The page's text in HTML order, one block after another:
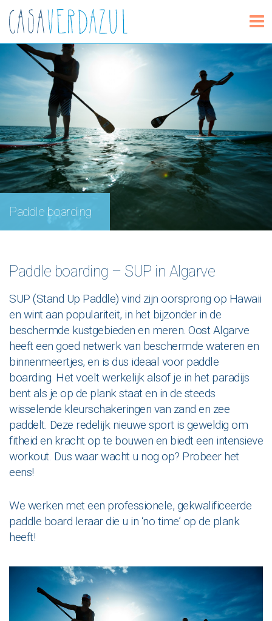
Paddle boarding
Paddle boarding – SUP in Algarve
SUP (Stand Up Paddle) vind zijn oorsprong op Hawaii
en wint aan populariteit, in het bijzonder in de
beschermde kustgebieden en meren. Oost Algarve
heeft een goed netwerk van beschermde wateren en
binnenmeertjes, en is dus ideaal voor paddle
boarding. Het voelt werkelijk alsof je in het paradijs
bent als je op de plank staat en in de steeds
wisselende kleurschakeringen van zand en zee
paddelt. Deze redelijk nieuwe sport is geweldig om
fitheid en kracht op te bouwen en biedt een intensieve
workout. Dus waar wacht u nog op? Probeer het
eens!
We werken met een professionele, gekwalificeerde
paddle board leraar die u in ‘no time’ op de plank
heeft!